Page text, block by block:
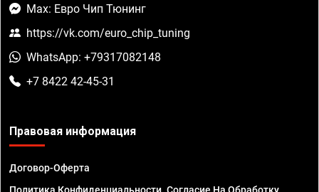
Max: Евро Чип Тюнинг
https://vk.com/euro_chip_tuning
WhatsApp: +79317082148
+7 8422 42-45-31
Правовая информация
Договор-Оферта